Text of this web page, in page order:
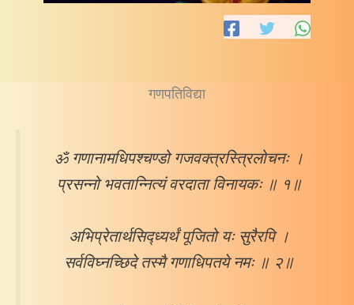
गणपतिविद्या
ॐ गणानामधिपश्चण्डो गजवक्त्रस्त्रिलोचनः ।
प्रसन्नो भवतान्नित्यं वरदाता विनायकः ॥ १॥
अभिप्रेतार्थसिद्ध्यर्थं पूजितो यः सुरैरपि ।
सर्वविघ्नच्छिदे तस्मै गणाधिपतये नमः ॥ २॥